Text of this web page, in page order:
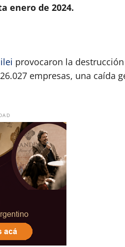
enero de 2024.
provocaron la
empresas, una caída